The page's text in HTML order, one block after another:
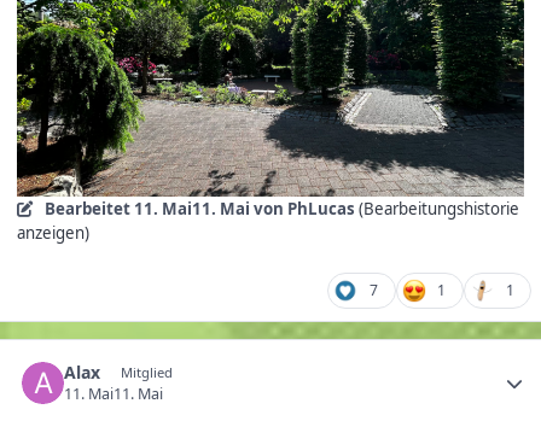
Bearbeitet 11. Mai11. Mai von PhLucas (Bearbeitungshistorie
anzeigen)
7 1 1
Alax Mitglied
11. Mai11. Mai